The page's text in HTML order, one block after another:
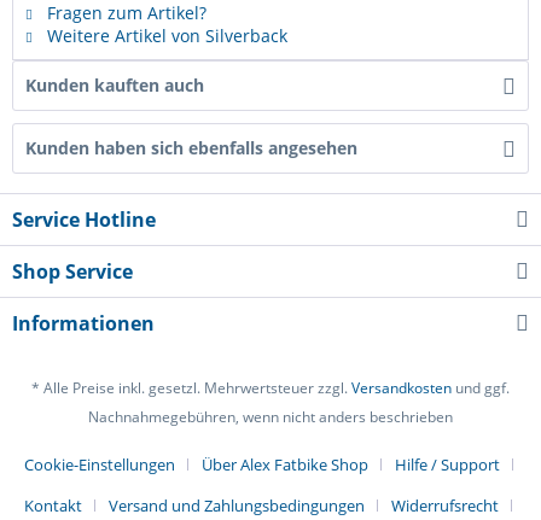
Fragen zum Artikel?
Weitere Artikel von Silverback
Kunden kauften auch
Kunden haben sich ebenfalls angesehen
Service Hotline
Shop Service
Informationen
* Alle Preise inkl. gesetzl. Mehrwertsteuer zzgl.Versandkosten und ggf.
Nachnahmegebühren, wenn nicht anders beschrieben
Cookie-Einstellungen Über Alex Fatbike Shop
Hilfe / Support
Kontakt
Versand und Zahlungsbedingungen
Widerrufsrecht